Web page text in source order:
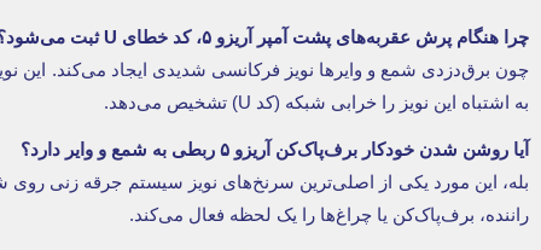
چرا هنگام پرش عقربه‌های پشت آمپر آریزو ۵، کد خطای
ثبت
چون برق‌دزدی شمع و وایرها نویز فرکانسی شدیدی ایجاد می‌کند.
به اشتباه این نویز را خرابی شبکه (کد U) تشخیص می‌دهد.
آیا روشن شدن خودکار برف‌پاک‌کن آریزو ۵ ربطی به شمع و وایر دارد؟
بله، این مورد یکی از اصلی‌ترین سرنخ‌های نویز سیستم جرقه زنی
راننده، برف‌پاک‌کن یا چراغ‌ها را یک لحظه فعال می‌کند.